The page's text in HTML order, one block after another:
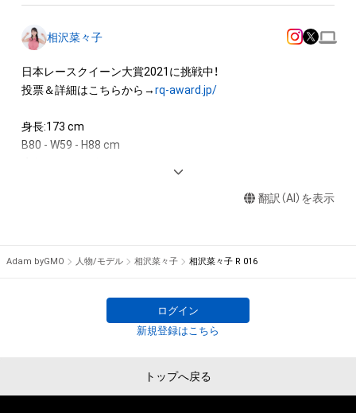
相沢菜々子
日本レースクイーン大賞2021に挑戦中！
投票＆詳細はこちらから→rq-award.jp/
身長:173 cm
B80 - W59 - H88 cm
賞　W受賞
翻訳（AI）を表示
Adam byGMO 人物/モデル 相沢菜々子 相沢菜々子 R 016
ログイン
新規登録はこちら
トップへ戻る